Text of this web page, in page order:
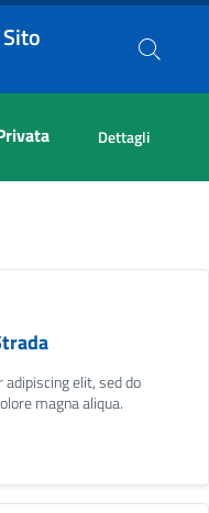
Demo
Dettagli
elit, sed do
magna aliqua.